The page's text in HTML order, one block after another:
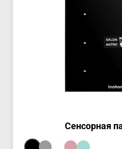
Сенсорная